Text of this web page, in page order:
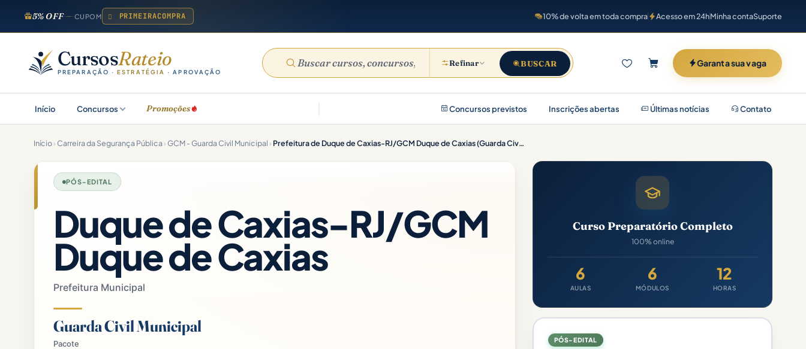
5% OFF CUPOM PRIMEIRACOMPRA 10% de volta em toda compra Acesso em 24hMinha contaSuporte
CursosRateio
PREPARAÇÃO ·ESTRATÉGIA · APROVAÇÃO
Refinar BUSCAR Garanta sua vaga
Início Concursos Promoções Concursos previstos Inscrições abertas Últimas notícias Contato
Início› Carreira da Segurança Pública› GCM - Guarda Civil Municipal › Prefeitura de Duque de Caxias-RJ/GCM Duque de Caxias (Guarda Civil Municipal) Pacote – 2025 (Pós-Edital)
PÓS-EDITAL
Duque de Caxias-RJ/GCM
Duque de Caxias
Prefeitura Municipal
Guarda Civil Municipal
Pacote
Curso Preparatório Completo
100% online
6
AULAS
6
MÓDULOS
12
HORAS
PÓS-EDITAL